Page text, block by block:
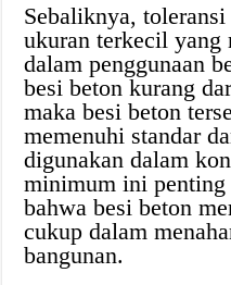
Sebaliknya,
ukuran terkecil yang
dalam penggunaan
besi beton kurang
maka besi beton
memenuhi standar
digunakan dalam
minimum ini penting
bahwa besi beton
cukup dalam
bangunan.